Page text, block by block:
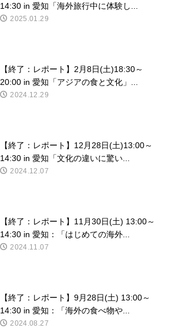
14:30 in 愛知「海外旅行中に体験し...
2025.01.29
【終了：レポート】2月8日(土)18:30～
20:00 in 愛知「アジアの食と文化」...
2024.12.29
【終了：レポート】12月28日(土)13:00～
14:30 in 愛知「文化の違いに驚い...
2024.12.07
【終了：レポート】11月30日(土) 13:00～
14:30 in 愛知：「はじめての海外...
2024.11.07
【終了：レポート】9月28日(土) 13:00～
14:30 in 愛知：「海外の食べ物や...
2024.08.27